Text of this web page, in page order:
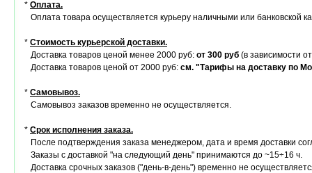
* Оплата.
Оплата товара осуществляется курьеру наличными или банковской
* Стоимость курьерской доставки.
Доставка товаров ценой менее 2000 руб: от 300 руб (в зависимости
Доставка товаров ценой от 2000 руб: см. "Тарифы на доставку по
* Самовывоз.
Самовывоз заказов временно не осуществляется.
* Срок исполнения заказа.
После подтверждения заказа менеджером, дата и время доставки
Заказы с доставкой "на следующий день" принимаются до ~15÷16 ч.
Доставка срочных заказов ("день-в-день") временно не